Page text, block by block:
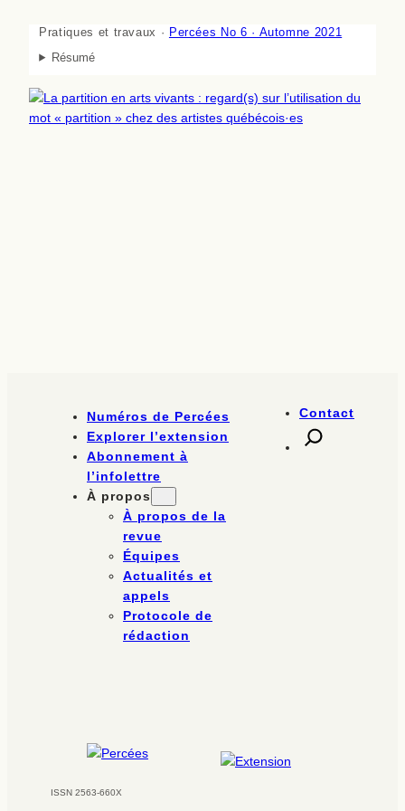
Pratiques et travaux · Percées No 6 · Automne 2021
Résumé
Numéros de Percées
Explorer l’extension
Abonnement à
l’infolettre
À propos
À propos de la
revue
Équipes
Actualités et
appels
Protocole de
rédaction
Contact
ISSN 2563-660X